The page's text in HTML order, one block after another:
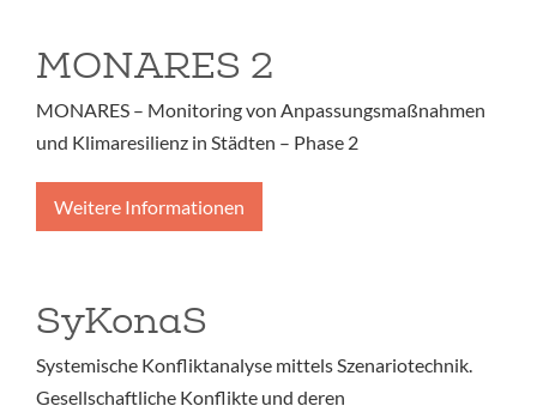
MONARES 2
MONARES – Monitoring von Anpassungsmaßnahmen
und Klimaresilienz in Städten – Phase 2
Weitere Informationen
SyKonaS
Systemische Konfliktanalyse mittels Szenariotechnik.
Gesellschaftliche Konflikte und deren